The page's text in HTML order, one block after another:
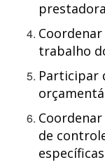
trabalho
Participar
de
específicas